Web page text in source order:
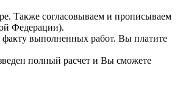
Также согласовываем и прописываем
Федерации).
факту выполненных работ. Вы платите
полный расчет и Вы сможете